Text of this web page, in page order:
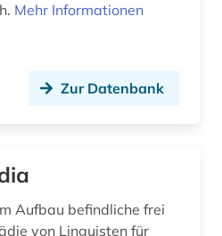
Mehr Informationen
Zur Datenbank
Aufbau befindliche frei
von Linguisten für